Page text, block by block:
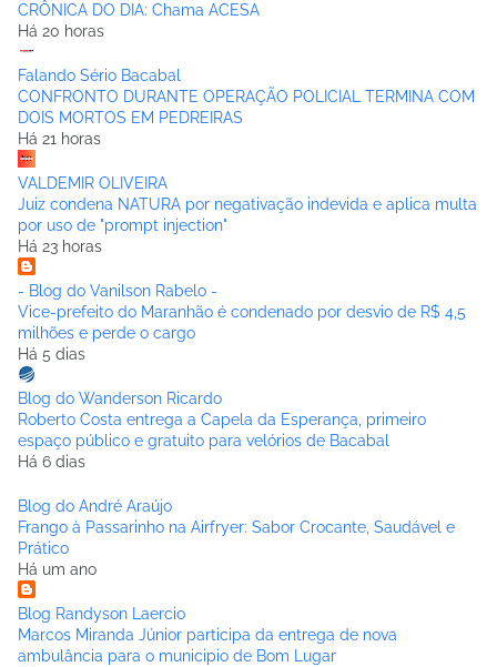
CRÔNICA DO DIA: Chama ACESA
Há 20 horas
Falando Sério Bacabal
CONFRONTO DURANTE OPERAÇÃO POLICIAL TERMINA COM
DOIS MORTOS EM PEDREIRAS
Há 21 horas
VALDEMIR OLIVEIRA
Juiz condena NATURA por negativação indevida e aplica multa
por uso de "prompt injection"
Há 23 horas
- Blog do Vanilson Rabelo -
Vice-prefeito do Maranhão é condenado por desvio de R$ 4,5
milhões e perde o cargo
Há 5 dias
Blog do Wanderson Ricardo
Roberto Costa entrega a Capela da Esperança, primeiro
espaço público e gratuito para velórios de Bacabal
Há 6 dias
Blog do André Araújo
Frango à Passarinho na Airfryer: Sabor Crocante, Saudável e
Prático
Há um ano
Blog Randyson Laercio
Marcos Miranda Júnior participa da entrega de nova
ambulância para o municipio de Bom Lugar